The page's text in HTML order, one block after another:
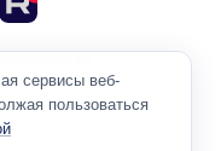
сервисы веб-
пользоваться